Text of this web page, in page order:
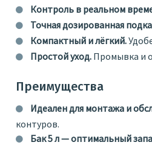
Контроль в реальном
Точная дозированная
Компактный и лёгкий.
Простой уход. Промывка и
Преимущества
Идеален для монтажа и
контуров.
Бак 5 л — оптимальный